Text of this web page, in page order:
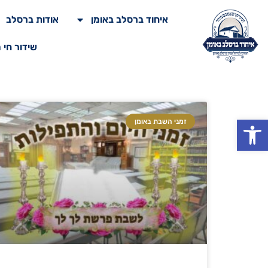
פתח סרגל נגישות
איחוד ברסלב באומן אודות ברסלב
שידור חי
זמני השבת באומן